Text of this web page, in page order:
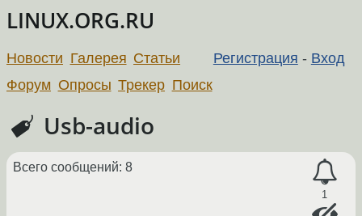
LINUX.ORG.RU
Регистрация - Вход
Новости Галерея Статьи
Форум Опросы Трекер Поиск
Usb-audio
1
Всего сообщений: 8